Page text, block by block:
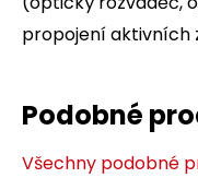
propojení aktivních
Podobné
Všechny podobné